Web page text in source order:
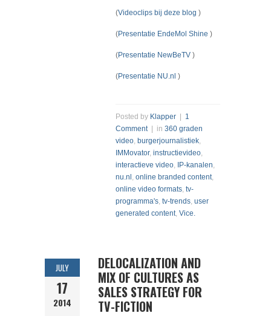
(Videoclips bij deze blog )
(Presentatie EndeMol Shine )
(Presentatie NewBeTV )
(Presentatie NU.nl )
Posted by Klapper
1
Comment| in 360 graden
video, burgerjournalistiek,
IMMovator, instructievideo,
interactieve video, IP-kanalen,
nu.nl , online branded content,
online video formats, tv-
programma's, tv-trends, user
generated content, Vice.
JULY
17
2014
DELOCALIZATION AND
MIX OF CULTURES AS
SALES STRATEGY FOR
TV-FICTION